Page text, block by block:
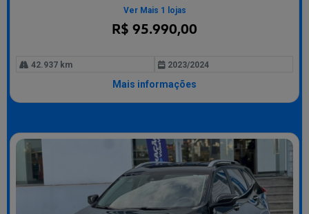
Ver Mais 1 lojas
R$ 95.990,00
42.937 km 2023/2024
Mais informações